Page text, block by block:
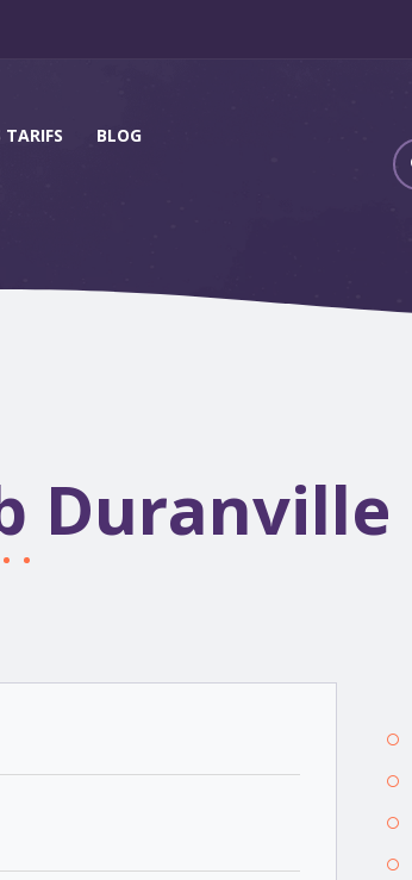
TARIFS BLOG
Duranville